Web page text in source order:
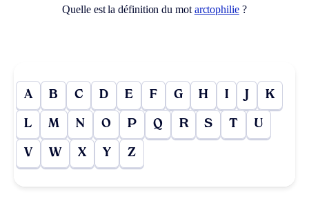
Quelle est la définition du mot arctophilie?
A B C D E F G H I J K
L M N O P Q R S T U
V W X Y Z